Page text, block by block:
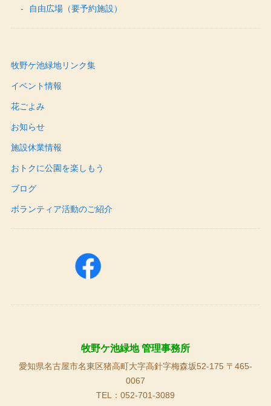
自由広場（要予約施設）
牧野ケ池緑地リンク集
イベント情報
花ごよみ
お知らせ
施設休業情報
おトクに公園を楽しもう
ブログ
ボランティア活動のご紹介
牧野ケ池緑地 管理事務所
愛知県名古屋市名東区猪高町大字高針字梅森坂52-175 〒465-
0067
TEL：052-701-3089